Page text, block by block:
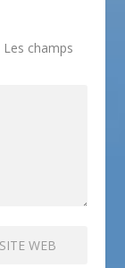
Les champs